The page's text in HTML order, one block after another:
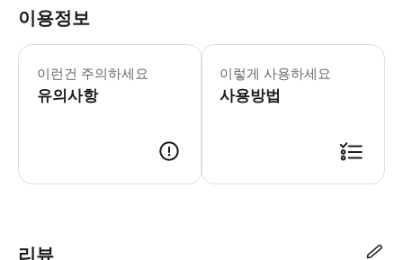
이용정보
이런건 주의하세요
유의사항
- 추가정보 * 유모차 및 휠체어 수용
- 이용요건 * 만 15세 초과 아동은 성
이렇게 사용하세요
사용방법
리뷰